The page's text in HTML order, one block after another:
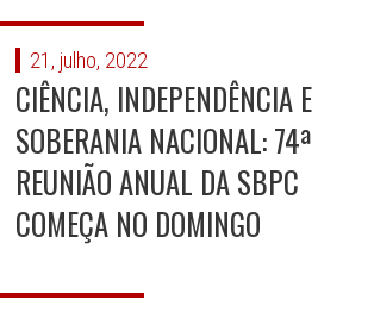
21, julho, 2022
CIÊNCIA, INDEPENDÊNCIA E
SOBERANIA NACIONAL: 74ª
REUNIÃO ANUAL DA SBPC
COMEÇA NO DOMINGO